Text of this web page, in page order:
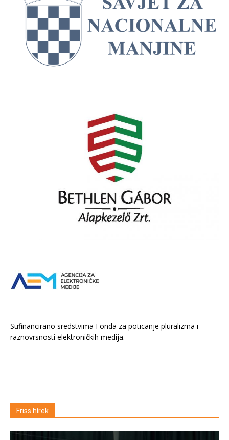
Sufinancirano sredstvima Fonda za poticanje pluralizma i
raznovrsnosti elektroničkih medija.
Friss hírek